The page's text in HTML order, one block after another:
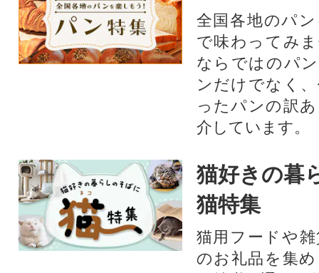
全国各地のパ
で味わってみ
ならではのパ
ンだけでなく
ったパンの訳
介しています。
猫好きの暮
猫特集
猫用フードや
のお礼品を集